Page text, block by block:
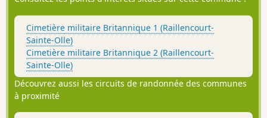
Cimetière militaire Britannique 1 (Raillencourt-
Sainte-Olle)
Cimetière militaire Britannique 2 (Raillencourt-
Sainte-Olle)
Découvrez aussi les circuits de randonnée des communes
à proximité